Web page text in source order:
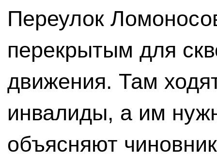
Переулок
перекрытым для
движения. Там
инвалиды, а им
объясняют